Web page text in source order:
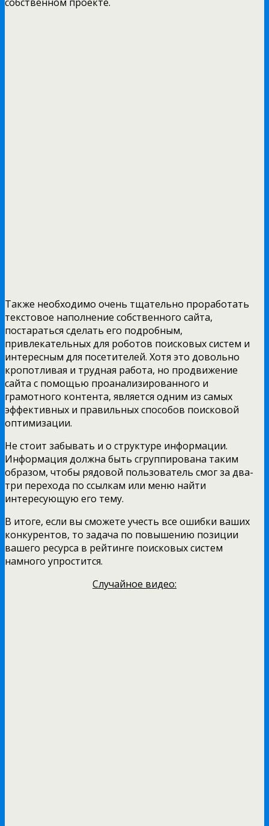
Также необходимо очень тщательно проработать
текстовое наполнение собственного сайта,
постараться сделать его подробным,
привлекательных для роботов поисковых систем и
интересным для посетителей. Хотя это довольно
кропотливая и трудная работа, но продвижение
сайта с помощью проанализированного и
грамотного контента, является одним из самых
эффективных и правильных способов поисковой
оптимизации.
Не стоит забывать и о структуре информации.
Информация должна быть сгруппирована таким
образом, чтобы рядовой пользователь смог за два-
три перехода по ссылкам или меню найти
интересующую его тему.
В итоге, если вы сможете учесть все ошибки ваших
конкурентов, то задача по повышению позиции
вашего ресурса в рейтинге поисковых систем
намного упростится.
Случайное видео: